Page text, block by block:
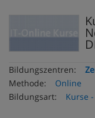
Bildungszentren:
Methode:
Online
Bildungsart:
Kurse